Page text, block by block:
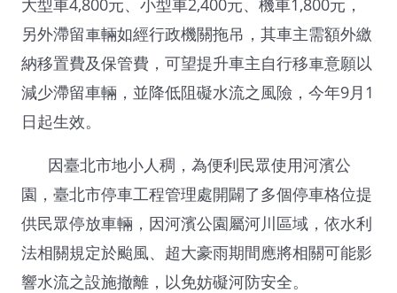
另外滯留車輛如經行政機關拖吊，其車主需額外繳
納移置費及保管費，可望提升車主自行移車意願以
減少滯留車輛，並降低阻礙水流之風險，今年9月1
日起生效。
因臺北市地小人稠，為便利民眾使用河濱公
園，臺北市停車工程管理處開闢了多個停車格位提
供民眾停放車輛，因河濱公園屬河川區域，依水利
法相關規定於颱風、超大豪雨期間應將相關可能影
響水流之設施撤離，以免妨礙河防安全。